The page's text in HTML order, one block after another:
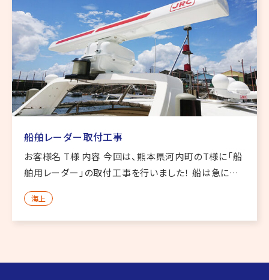
船舶レーダー取付工事
お客様名 T様 内容 今回は、熊本県河内町のT様に「船
舶用レーダー」の取付工事を行いました！ 船は急には
止まれない！その為には、夜間や雨の日などの視界が
悪い状況下でもレーダーを使うことで安全航行できる
ようになる機器です。 […]
海上